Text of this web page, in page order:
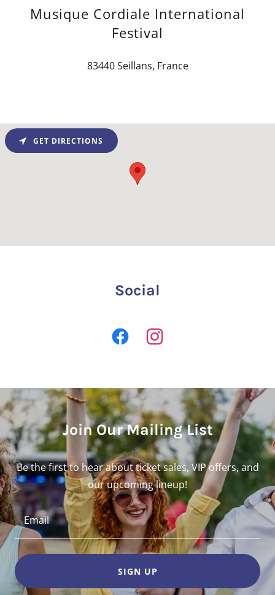
Musique Cordiale International
Festival
83440 Seillans, France
GET DIRECTIONS
Social
Join Our Mailing List
Be the first to hear about ticket sales, VIP offers, and
our upcoming lineup!
Email
SIGN UP